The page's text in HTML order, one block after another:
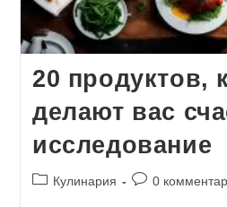
20 продуктов,
делают вас
исследование
Рубрика
Кулинария
Комментарии
0